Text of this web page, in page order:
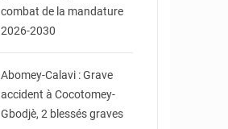
combat de la mandature
2026-2030
Abomey-Calavi : Grave
accident à Cocotomey-
Gbodjè, 2 blessés graves